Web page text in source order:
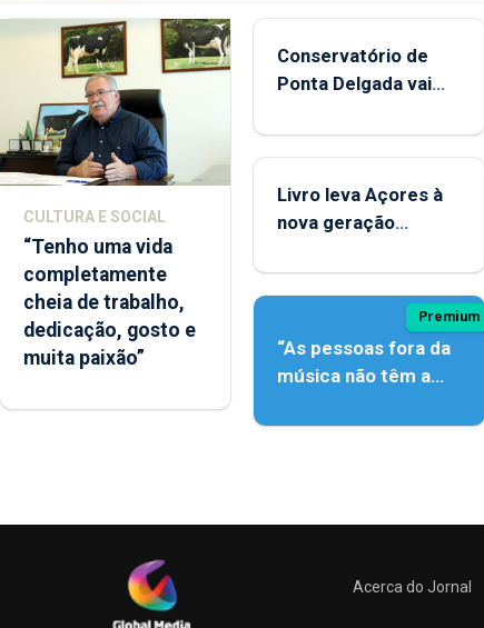
CULTURA E SOCIAL
“Tenho uma vida
completamente
cheia de trabalho,
dedicação, gosto e
muita paixão”
Conservatório de
Ponta Delgada vai
instrumentos
Livro leva Açores à
nova geração
Premium
“As pessoas fora da
música não têm a
é produzir uma
Acerca do Jornal